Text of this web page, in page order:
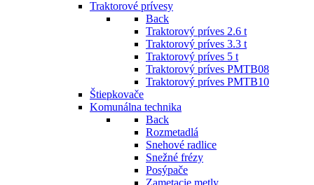
Traktorové prívesy
Back
Traktorový príves 2.6 t
Traktorový príves 3.3 t
Traktorový príves 5 t
Traktorový príves PMTB08
Traktorový príves PMTB10
Štiepkovače
Komunálna technika
Back
Rozmetadlá
Snehové radlice
Snežné frézy
Posýpače
Zametacie metly